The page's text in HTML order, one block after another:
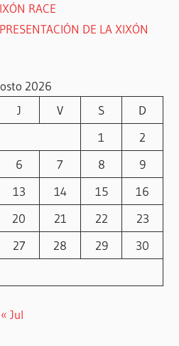
RACE
DE LA XIXÓN
2026
J V S
D
1
2
6 7 8
9
13 14 15
16
20 21 22
23
27 28 29
30
« Jul